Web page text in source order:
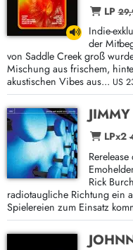
LP
Indie-
der
von Saddle Creek groß
Mischung aus frischem,
akustischen Vibes aus... US
LPx2
Rick
radiotaugliche Richtung ein
Spielereien zum Einsatz